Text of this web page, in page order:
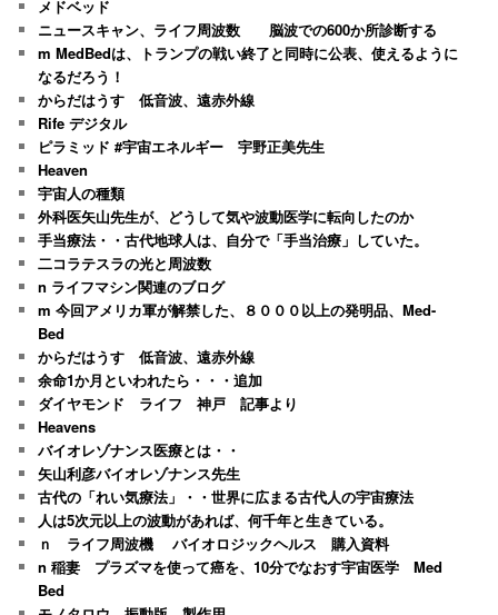
メドベッド
ニュースキャン、ライフ周波数 脳波での600か所診断する
m MedBedは、トランプの戦い終了と同時に公表、使えるように
なるだろう！
からだはうす 低音波、遠赤外線
Rife デジタル
ピラミッド #宇宙エネルギー 宇野正美先生
Heaven
宇宙人の種類
外科医矢山先生が、どうして気や波動医学に転向したのか
手当療法・・古代地球人は、自分で「手当治療」していた。
二コラテスラの光と周波数
n ライフマシン関連のブログ
m 今回アメリカ軍が解禁した、８０００以上の発明品、Med-
Bed
からだはうす 低音波、遠赤外線
余命1か月といわれたら・・・追加
ダイヤモンド ライフ 神戸 記事より
Heavens
バイオレゾナンス医療とは・・
矢山利彦バイオレゾナンス先生
古代の「れい気療法」・・世界に広まる古代人の宇宙療法
人は5次元以上の波動があれば、何千年と生きている。
ｎ ライフ周波機 バイオロジックヘルス 購入資料
n 稲妻 プラズマを使って癌を、10分でなおす宇宙医学 Med
Bed